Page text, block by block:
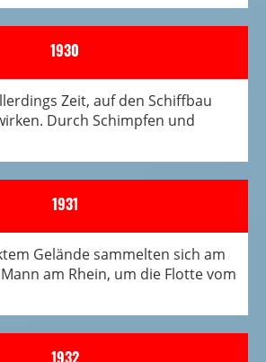
1930
Zeit, auf den Schiffbau
Durch Schimpfen und
1931
Gelände sammelten sich am
am Rhein, um die Flotte vom
1932